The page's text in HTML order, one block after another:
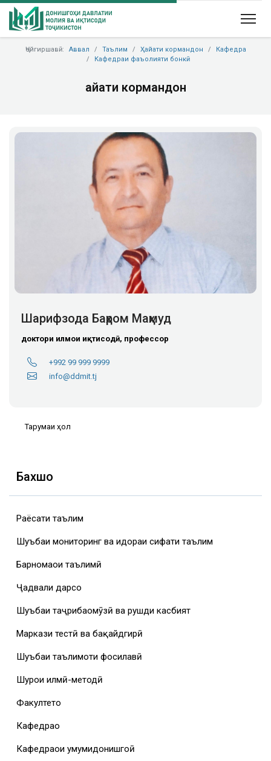
Ҷойгиршавӣ: Аввал Таълим Ҳайати кормандон
Кафедра
Кафедраи фаъолияти бонкӣ
Ҳайати кормандон
Шарифзода Баҳром Маҳмуд
доктори илмҳои иқтисодӣ, профессор
+992 99 999 9999
info@ddmit.tj
Тарҷумаи ҳол
Бахшҳо
Раёсати таълим
Шуъбаи мониторинг ва идораи сифати таълим
Барномаҳои таълимӣ
Ҷадвали дарсҳо
Шуъбаи таҷрибаомӯзӣ ва рушди касбият
Маркази тестӣ ва бақайдгирӣ
Шуъбаи таълимоти фосилавӣ
Шурои илмӣ-методӣ
Факултетҳо
Кафедраҳо
Кафедраҳои умумидонишгоҳӣ